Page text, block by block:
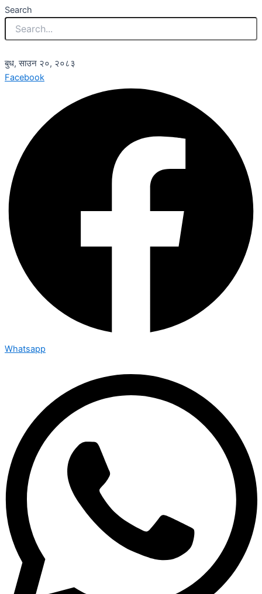
Search
बुध, साउन २०, २०८३
Facebook
Whatsapp